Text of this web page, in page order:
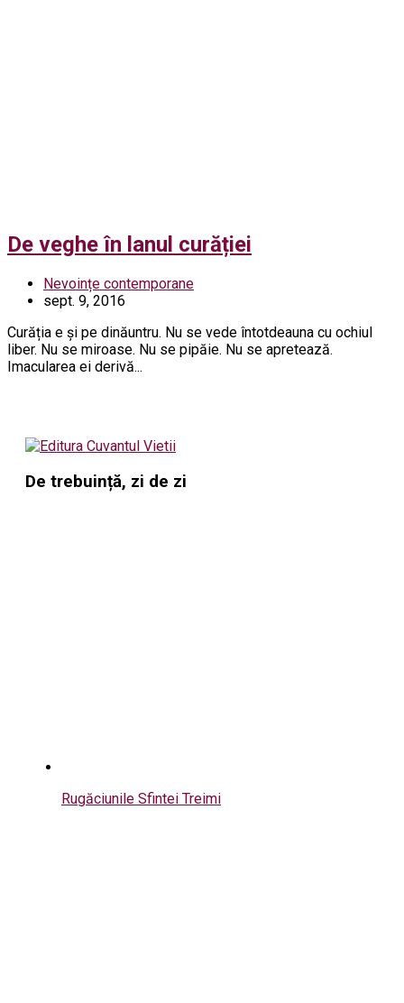
De veghe în lanul curăției
Nevoințe contemporane
sept. 9, 2016
Curăția e și pe dinăuntru. Nu se vede întotdeauna cu ochiul
liber. Nu se miroase. Nu se pipăie. Nu se apretează.
Imacularea ei derivă...
De trebuință, zi de zi
Rugăciunile Sfintei Treimi